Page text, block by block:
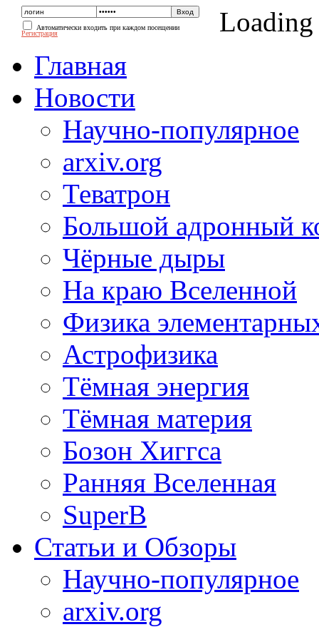
Автоматически входить при каждом посещении
Регистрация
Loading
Главная
Новости
Научно-популярное
arxiv.org
Теватрон
Большой адронный
Чёрные дыры
На краю Вселенной
Физика
Астрофизика
Тёмная энергия
Тёмная материя
Бозон Хиггса
Ранняя Вселенная
SuperB
Статьи и Обзоры
Научно-популярное
arxiv.org